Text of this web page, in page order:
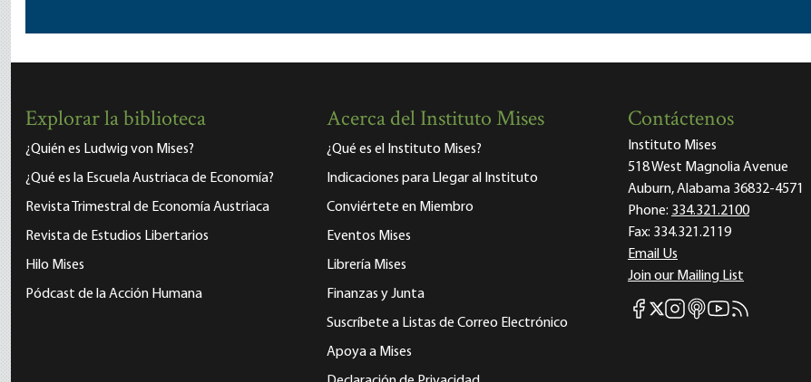
Explorar la biblioteca
¿Quién es Ludwig von Mises?
¿Qué es la Escuela Austriaca de Economía?
Revista Trimestral de Economía Austriaca
Revista de Estudios Libertarios
Hilo Mises
Pódcast de la Acción Humana
Acerca del Instituto Mises
¿Qué es el Instituto Mises?
Indicaciones para Llegar al Instituto
Conviértete en Miembro
Eventos Mises
Librería Mises
Finanzas y Junta
Suscríbete a Listas de Correo Electrónico
Apoya a Mises
Contáctenos
Instituto Mises
518 West Magnolia Avenue
Auburn, Alabama 36832-4571
Phone: 334.321.2100
Fax: 334.321.2119
Email Us
Join our Mailing List
Mises Facebook
Mises X
Mises Instagram
Mises itunes
Mises Youtube
Mises RSS feed